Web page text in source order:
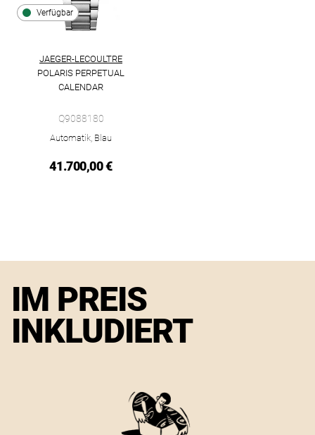
Verfügbar
JAEGER-LECOULTRE
POLARIS PERPETUAL
CALENDAR
Q9088180
Automatik, Blau
41.700,00 €
IM PREIS
INKLUDIERT